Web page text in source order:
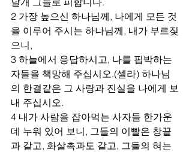
2 가장 높으신 하나님께, 나에게 모든 것
을 이루어 주시는 하나님께, 내가 부르짖
으니,
3 하늘에서 응답하시고, 나를 핍박하는
자들을 책망해 주십시오.(셀라) 하나님
의 한결같은 그 사랑과 진실을 나에게 보
내 주십시오.
4 내가 사람을 잡아먹는 사자들 한가운
데 누워 있어 보니, 그들의 이빨은 창끝
과 같고, 화살촉과도 같고, 그들의 혀는